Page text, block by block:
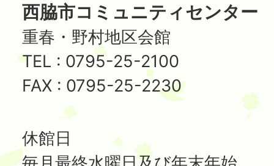
西脇市コミュニティセンター
重春・野村地区会館
TEL : 0795-25-2100
FAX : 0795-25-2230
休館日